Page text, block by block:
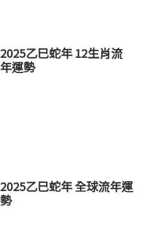
2025乙巳蛇年 12生肖流
年運勢
2025乙巳蛇年 全球流年運
勢